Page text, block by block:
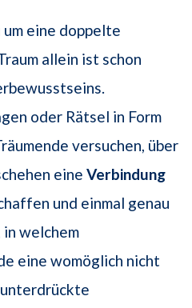
eine doppelte
allein ist schon
oder Rätsel in Form
versuchen, über
eine Verbindung
und einmal genau
in welchem
eine womöglich nicht